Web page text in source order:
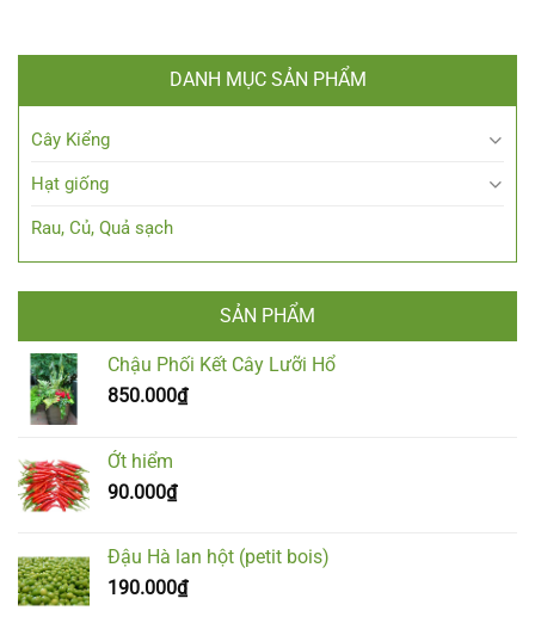
DANH MỤC SẢN PHẨM
Cây Kiểng
Hạt giống
Rau, Củ, Quả sạch
SẢN PHẨM
Chậu Phối Kết Cây Lưỡi Hổ
850.000₫
Ớt hiểm
90.000₫
Đậu Hà lan hột (petit bois)
190.000₫